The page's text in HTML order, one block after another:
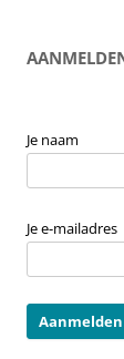
Je naam
Je e-mailadres